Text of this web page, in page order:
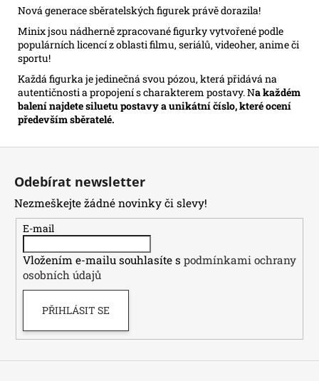
Nová generace sběratelských figurek právě dorazila!
Minix jsou nádherně zpracované figurky vytvořené podle
populárních licencí z oblasti filmu, seriálů, videoher, anime či
sportu!
Každá figurka je jedinečná svou pózou, která přidává na
autentičnosti a propojení s charakterem postavy. Na každém
balení najdete siluetu postavy a unikátní číslo, které ocení
především sběratelé.
POWER
-
BOOSTER
99
Kč
Původně:
109
Kč
Z
Odebírat newsletter
Nezmeškejte žádné novinky či slevy!
E-mail
Vložením e-mailu souhlasíte s podmínkami ochrany
osobních údajů
PŘIHLÁSIT SE